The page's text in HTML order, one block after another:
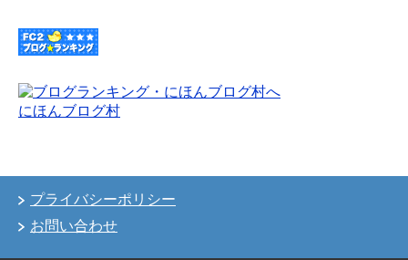
にほんブログ村
プライバシーポリシー
お問い合わせ